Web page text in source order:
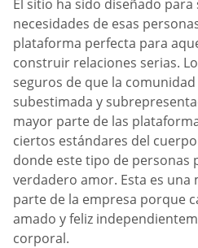
El sitio ha sido diseñado para
necesidades de esas
plataforma perfecta para
construir relaciones serias.
seguros de que la
subestimada y
mayor parte de las
ciertos estándares del
donde este tipo de personas
verdadero amor. Esta es
parte de la empresa porque
amado y feliz
corporal.